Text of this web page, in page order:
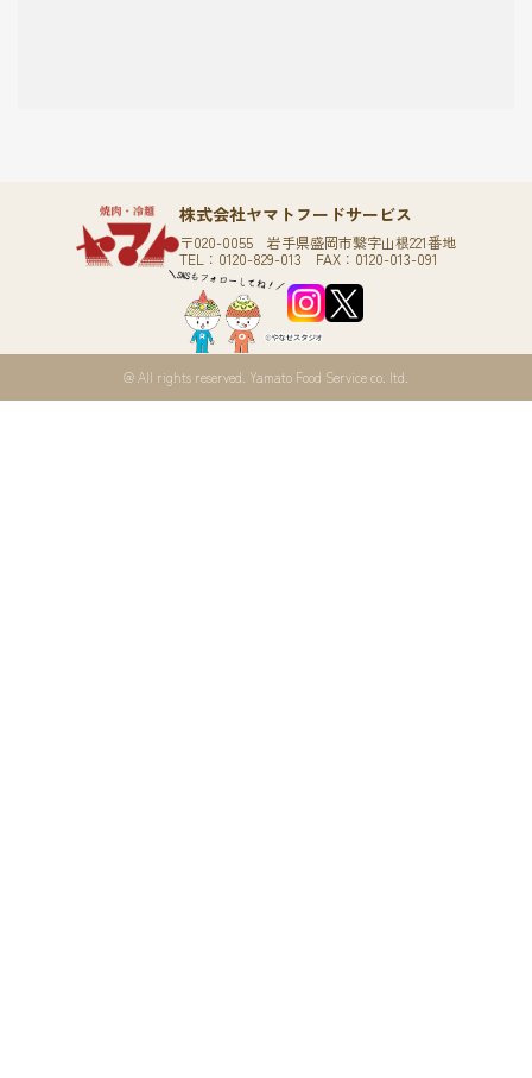
株式会社ヤマトフードサービス
〒020-0055 岩手県盛岡市繋字山根221番地
TEL：0120-829-013 FAX：0120-013-091
@ All rights reserved. Yamato Food Service co. ltd.